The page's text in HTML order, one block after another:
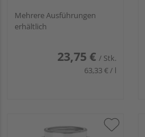
Mehrere Ausführungen
erhältlich
23,75 € / Stk.
63,33 € / l